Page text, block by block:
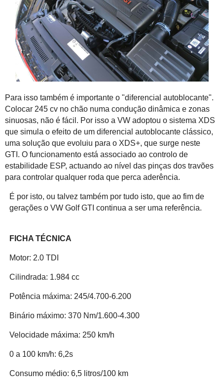
Para isso também é importante o "diferencial autoblocante".
Colocar 245 cv no chão numa condução dinâmica e zonas
sinuosas, não é fácil. Por isso a VW adoptou o sistema XDS
que simula o efeito de um diferencial autoblocante clássico,
uma solução que evoluiu para o XDS+, que surge neste
GTI. O funcionamento está associado ao controlo de
estabilidade ESP, actuando ao nível das pinças dos travões
para controlar qualquer roda que perca aderência.
É por isto, ou talvez também por tudo isto, que ao fim de
gerações o VW Golf GTI continua a ser uma referência.
FICHA TÉCNICA
Motor: 2.0 TDI
Cilindrada: 1.984 cc
Potência máxima: 245/4.700-6.200
Binário máximo: 370 Nm/1.600-4.300
Velocidade máxima: 250 km/h
0 a 100 km/h: 6,2s
Consumo médio: 6,5 litros/100 km